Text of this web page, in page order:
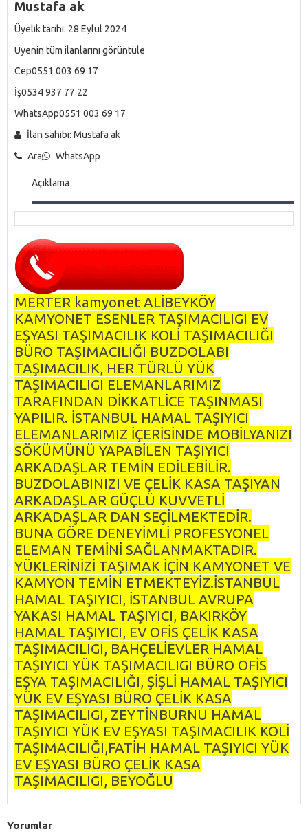
Mustafa ak
Üyelik tarihi: 28 Eylül 2024
Üyenin tüm ilanlarını görüntüle
Cep0551 003 69 17
İş0534 937 77 22
WhatsApp0551 003 69 17
İlan sahibi: Mustafa ak
Ara
WhatsApp
Açıklama
MERTER kamyonet ALİBEYKÖY
KAMYONET ESENLER TAŞIMACILIGI EV
EŞYASI TAŞIMACILIK KOLİ TAŞIMACILIĞI
BÜRO TAŞIMACILIĞI BUZDOLABI
TAŞIMACILIK, HER TÜRLÜ YÜK
TAŞIMACILIGI ELEMANLARIMIZ
TARAFINDAN DİKKATLİCE TAŞINMASI
YAPILIR. İSTANBUL HAMAL TAŞIYICI
ELEMANLARIMIZ İÇERİSİNDE MOBİLYANIZI
SÖKÜMÜNÜ YAPABİLEN TAŞIYICI
ARKADAŞLAR TEMİN EDİLEBİLİR.
BUZDOLABINIZI VE ÇELİK KASA TAŞIYAN
ARKADAŞLAR GÜÇLÜ KUVVETLİ
ARKADAŞLAR DAN SEÇİLMEKTEDİR.
BUNA GÖRE DENEYİMLİ PROFESYONEL
ELEMAN TEMİNİ SAĞLANMAKTADIR.
YÜKLERİNİZİ TAŞIMAK İÇİN KAMYONET VE
KAMYON TEMİN ETMEKTEYİZ.İSTANBUL
HAMAL TAŞIYICI, İSTANBUL AVRUPA
YAKASI HAMAL TAŞIYICI, BAKIRKÖY
HAMAL TAŞIYICI, EV OFİS ÇELİK KASA
TAŞIMACILIGI, BAHÇELİEVLER HAMAL
TAŞIYICI YÜK TAŞIMACILIGI BÜRO OFİS
EŞYA TAŞIMACILIĞI, ŞİŞLİ HAMAL TAŞIYICI
YÜK EV EŞYASI BÜRO ÇELİK KASA
TAŞIMACILIGI, ZEYTİNBURNU HAMAL
TAŞIYICI YÜK EV EŞYASI TAŞIMACILIK KOLİ
TAŞIMACILIĞI,FATİH HAMAL TAŞIYICI YÜK
EV EŞYASI BÜRO ÇELİK KASA
TAŞIMACILIGI, BEYOĞLU
Yorumlar